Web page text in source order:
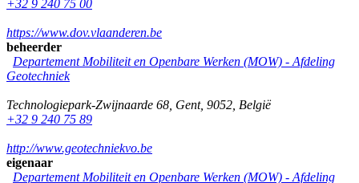
+32 9 240 75 00
https://www.dov.vlaanderen.be
beheerder
Departement Mobiliteit en Openbare Werken (MOW) - Afdeling
Geotechniek
Technologiepark-Zwijnaarde 68 Gent, 9052 België
+32 9 240 75 89
http://www.geotechniekvo.be
eigenaar
Departement Mobiliteit en Openbare Werken (MOW) - Afdeling